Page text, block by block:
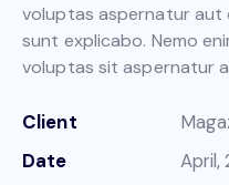
voluptas aspernatur aut
sunt explicabo. Nemo
voluptas sit aspernatur
Client
Date
April,